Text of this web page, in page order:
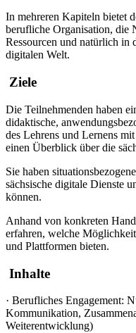
In mehreren Kapiteln bietet
berufliche Organisation, die
Ressourcen und natürlich in
digitalen Welt.
Ziele
Die Teilnehmenden haben
didaktische,
des Lehrens und Lernens
einen Überblick über die
Sie haben
sächsische digitale Dienste
können.
Anhand von konkreten
erfahren, welche
und Plattformen bieten.
Inhalte
· Berufliches Engagement:
Kommunikation,
Weiterentwicklung)